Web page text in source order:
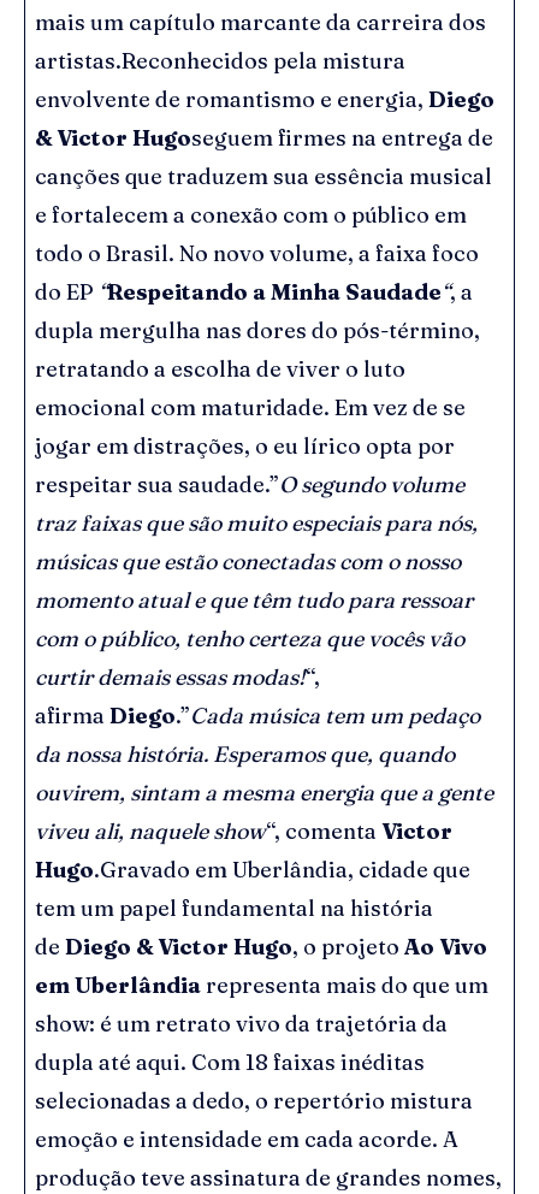
mais um capítulo marcante da carreira dos
artistas.Reconhecidos pela mistura
envolvente de romantismo e energia, Diego
& Victor Hugoseguem firmes na entrega de
canções que traduzem sua essência musical
e fortalecem a conexão com o público em
todo o Brasil. No novo volume, a faixa foco
do EP “Respeitando a Minha Saudade“, a
dupla mergulha nas dores do pós-término,
retratando a escolha de viver o luto
emocional com maturidade. Em vez de se
jogar em distrações, o eu lírico opta por
respeitar sua saudade.”O segundo volume
traz faixas que são muito especiais para nós,
músicas que estão conectadas com o nosso
momento atual e que têm tudo para ressoar
com o público, tenho certeza que vocês vão
curtir demais essas modas!“,
afirma Diego.”Cada música tem um pedaço
da nossa história. Esperamos que, quando
ouvirem, sintam a mesma energia que a gente
viveu ali, naquele show“, comenta Victor
Hugo.Gravado em Uberlândia, cidade que
tem um papel fundamental na história
de Diego & Victor Hugo, o projeto Ao Vivo
em Uberlândia representa mais do que um
show: é um retrato vivo da trajetória da
dupla até aqui. Com 18 faixas inéditas
selecionadas a dedo, o repertório mistura
emoção e intensidade em cada acorde. A
produção teve assinatura de grandes nomes,